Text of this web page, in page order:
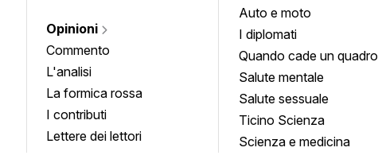
Opinioni
Commento
L'analisi
La formica rossa
I contributi
Lettere dei lettori
Auto e moto
I diplomati
Quando cade un quadro
Salute mentale
Salute sessuale
Ticino Scienza
Scienza e medicina